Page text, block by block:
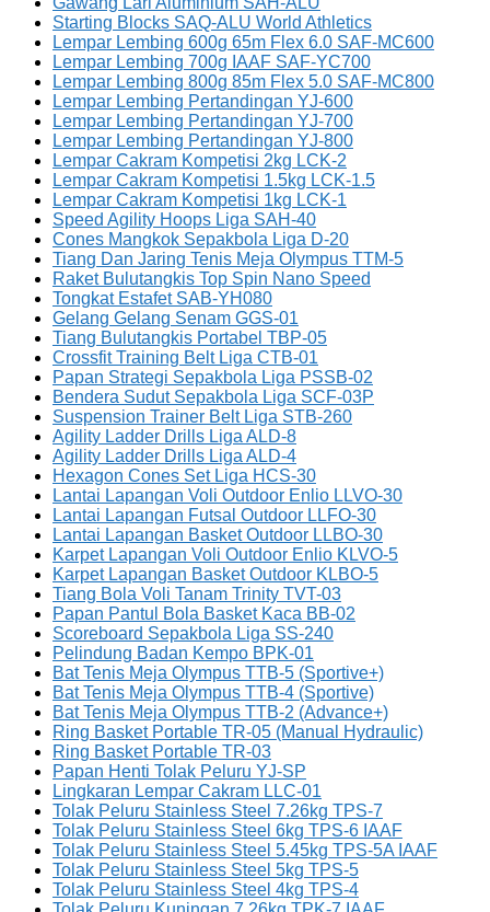
Starting Blocks SAQ-ALU World Athletics
Lempar Lembing 600g 65m Flex 6.0 SAF-MC600
Lempar Lembing 700g IAAF SAF-YC700
Lempar Lembing 800g 85m Flex 5.0 SAF-MC800
Lempar Lembing Pertandingan YJ-600
Lempar Lembing Pertandingan YJ-700
Lempar Lembing Pertandingan YJ-800
Lempar Cakram Kompetisi 2kg LCK-2
Lempar Cakram Kompetisi 1.5kg LCK-1.5
Lempar Cakram Kompetisi 1kg LCK-1
Speed Agility Hoops Liga SAH-40
Cones Mangkok Sepakbola Liga D-20
Tiang Dan Jaring Tenis Meja Olympus TTM-5
Raket Bulutangkis Top Spin Nano Speed
Tongkat Estafet SAB-YH080
Gelang Gelang Senam GGS-01
Tiang Bulutangkis Portabel TBP-05
Crossfit Training Belt Liga CTB-01
Papan Strategi Sepakbola Liga PSSB-02
Bendera Sudut Sepakbola Liga SCF-03P
Suspension Trainer Belt Liga STB-260
Agility Ladder Drills Liga ALD-8
Agility Ladder Drills Liga ALD-4
Hexagon Cones Set Liga HCS-30
Lantai Lapangan Voli Outdoor Enlio LLVO-30
Lantai Lapangan Futsal Outdoor LLFO-30
Lantai Lapangan Basket Outdoor LLBO-30
Karpet Lapangan Voli Outdoor Enlio KLVO-5
Karpet Lapangan Basket Outdoor KLBO-5
Tiang Bola Voli Tanam Trinity TVT-03
Papan Pantul Bola Basket Kaca BB-02
Scoreboard Sepakbola Liga SS-240
Pelindung Badan Kempo BPK-01
Bat Tenis Meja Olympus TTB-5 (Sportive+)
Bat Tenis Meja Olympus TTB-4 (Sportive)
Bat Tenis Meja Olympus TTB-2 (Advance+)
Ring Basket Portable TR-05 (Manual Hydraulic)
Ring Basket Portable TR-03
Papan Henti Tolak Peluru YJ-SP
Lingkaran Lempar Cakram LLC-01
Tolak Peluru Stainless Steel 7.26kg TPS-7
Tolak Peluru Stainless Steel 6kg TPS-6 IAAF
Tolak Peluru Stainless Steel 5.45kg TPS-5A IAAF
Tolak Peluru Stainless Steel 5kg TPS-5
Tolak Peluru Stainless Steel 4kg TPS-4